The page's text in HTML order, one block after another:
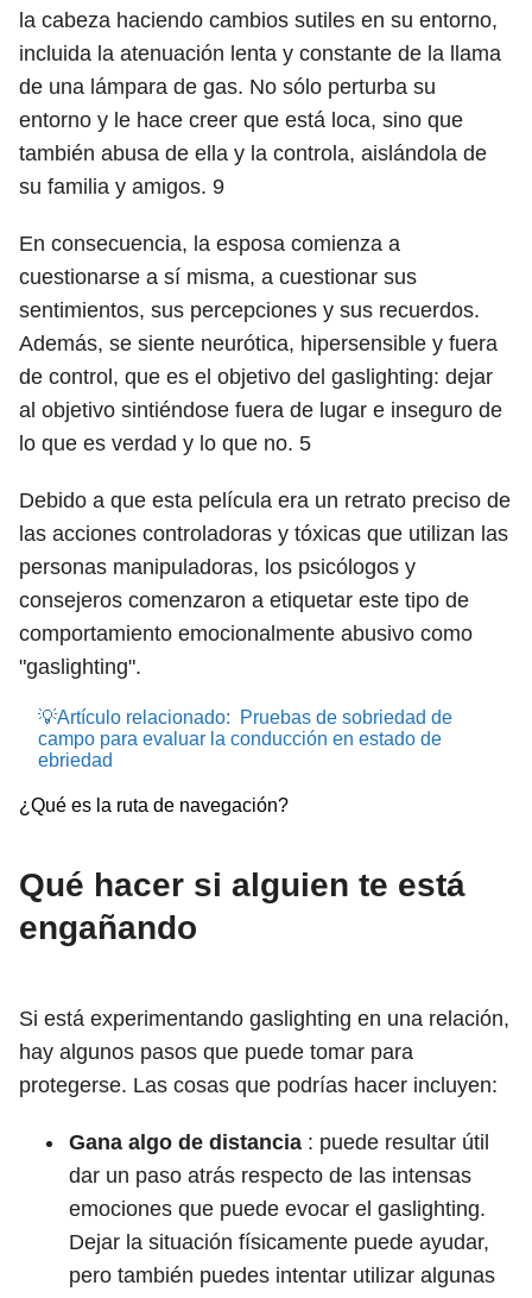
la cabeza haciendo cambios sutiles en su entorno,
incluida la atenuación lenta y constante de la llama
de una lámpara de gas. No sólo perturba su
entorno y le hace creer que está loca, sino que
también abusa de ella y la controla, aislándola de
su familia y amigos. 9
En consecuencia, la esposa comienza a
cuestionarse a sí misma, a cuestionar sus
sentimientos, sus percepciones y sus recuerdos.
Además, se siente neurótica, hipersensible y fuera
de control, que es el objetivo del gaslighting: dejar
al objetivo sintiéndose fuera de lugar e inseguro de
lo que es verdad y lo que no. 5
Debido a que esta película era un retrato preciso de
las acciones controladoras y tóxicas que utilizan las
personas manipuladoras, los psicólogos y
consejeros comenzaron a etiquetar este tipo de
comportamiento emocionalmente abusivo como
"gaslighting".
💡Artículo relacionado:
Pruebas de sobriedad de
campo para evaluar la conducción en estado de
ebriedad
¿Qué es la ruta de navegación?
Qué hacer si alguien te está
engañando
Si está experimentando gaslighting en una relación,
hay algunos pasos que puede tomar para
protegerse. Las cosas que podrías hacer incluyen:
Gana algo de distancia : puede resultar útil
dar un paso atrás respecto de las intensas
emociones que puede evocar el gaslighting.
Dejar la situación físicamente puede ayudar,
pero también puedes intentar utilizar algunas